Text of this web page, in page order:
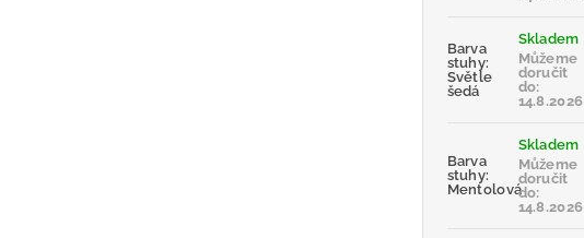
Barva
stuhy:
Světle
šedá
Skladem
Můžeme
doručit
do:
14.8.2026
Barva
stuhy:
Mentolová
Skladem
Můžeme
doručit
do:
14.8.2026